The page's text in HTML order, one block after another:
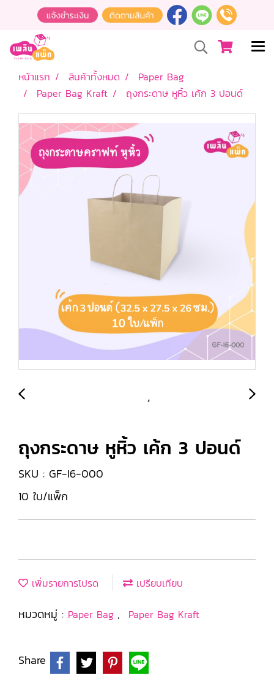
หน้าแรก สินค้าทั้งหมด
Paper Bag
Paper Bag Kraft
ถุงกระดาษ หูหิ้ว เค้ก 3 ปอนด์
ถุงกระดาษ หูหิ้ว เค้ก 3 ปอนด์
SKU : GF-I6-000
10 ใบ/แพ็ก
เพิ่มรายการโปรด เปรียบเทียบ
หมวดหมู่ : Paper Bag , Paper Bag Kraft
Share